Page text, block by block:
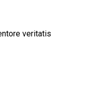
veritatis